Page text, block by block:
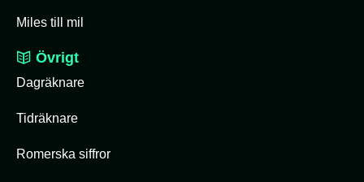
Miles till mil
Övrigt
Dagräknare
Tidräknare
Romerska siffror